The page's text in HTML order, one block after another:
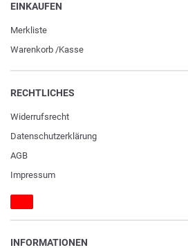
EINKAUFEN
Merkliste
Warenkorb /Kasse
RECHTLICHES
Widerrufs­recht
Daten­schutz­erklärung
AGB
Impressum
INFORMATIONEN